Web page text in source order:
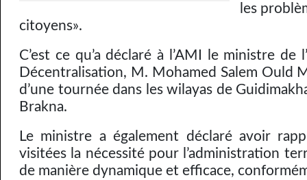
les
citoyens».
C’est ce qu’a déclaré à l’AMI le ministre de
Décentralisation, M. Mohamed Salem Ould
d’une tournée dans les wilayas de
Brakna.
Le ministre a également déclaré avoir
visitées la nécessité pour l’administration
de manière dynamique et efficace,